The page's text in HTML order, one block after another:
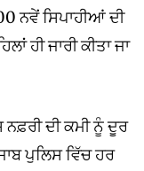
ਨਵੇਂ ਸਿਪਾਹੀਆਂ ਦੀ
ਹੀ ਜਾਰੀ ਕੀਤਾ ਜਾ
ਨਫ਼ਰੀ ਦੀ ਕਮੀ ਨੂੰ ਦੂਰ
ਪੁਲਿਸ ਵਿੱਚ ਹਰ